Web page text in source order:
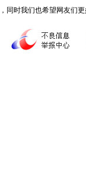
同时我们也希望网友们